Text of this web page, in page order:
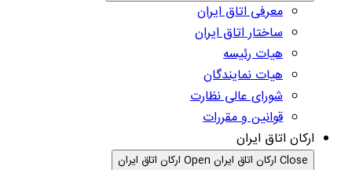
معرفی اتاق ایران
ساختار اتاق ایران
هیات رئیسه
هیات نمایندگان
شورای عالی نظارت
قوانین و مقررات
ارکان اتاق ایران
Close ارکان اتاق ایران Open ارکان اتاق ایران